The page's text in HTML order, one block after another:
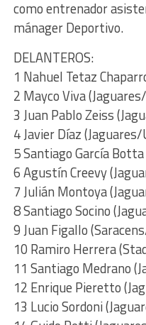
como entrenador
mánager Deportivo.
DELANTEROS:
1 Nahuel Tetaz
2 Mayco Viva
3 Juan Pablo Zeiss
4 Javier Díaz (Jaguares/
5 Santiago García
6 Agustín Creevy
7 Julián Montoya
8 Santiago Socino
9 Juan Figallo
10 Ramiro Herrera
11 Santiago Medrano
12 Enrique Pieretto
13 Lucio Sordoni